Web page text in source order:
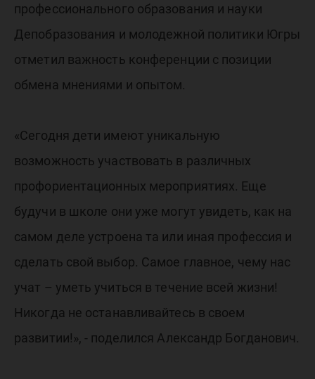
профессионального образования и науки
Депобразования и молодежной политики Югры
отметил важность конференции с позиции
обмена мнениями и опытом.
«Сегодня дети имеют уникальную
возможность участвовать в различных
профориентационных мероприятиях. Еще
будучи в школе они уже могут увидеть, как на
самом деле устроена та или иная профессия и
сделать свой выбор. Самое главное, чему нас
учат – уметь учиться в течение всей жизни!
Никогда не останавливайтесь в своем
развитии!», - поделился Александр Богданович.